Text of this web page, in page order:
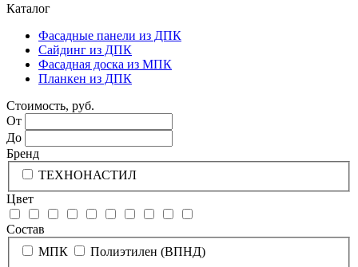
Каталог
Фасадные панели из ДПК
Сайдинг из ДПК
Фасадная доска из МПК
Планкен из ДПК
Стоимость, руб.
От
До
Бренд
ТЕХНОНАСТИЛ
Цвет
Состав
МПК
Полиэтилен (ВПНД)